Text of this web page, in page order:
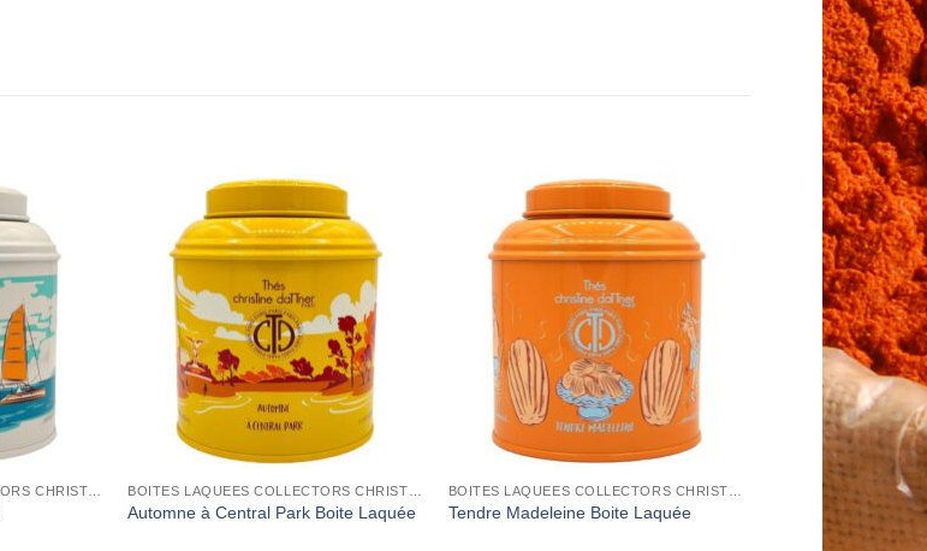
Add to
Wishlist
Add to
Wishlist
Automne à Central Park Boite Laquée
Add to
Wishlist
Tendre Madeleine Boite Laquée